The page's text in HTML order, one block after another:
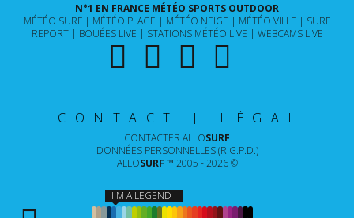
N°1 EN FRANCE MÉTÉO SPORTS OUTDOOR
MÉTÉO SURF
MÉTÉO PLAGE MÉTÉO NEIGE MÉTÉO VILLE
SURF
REPORT
BOUÉES LIVE STATIONS MÉTÉO LIVE WEBCAMS LIVE
CONTACT | LÉGAL
CONTACTER ALLOSURF
DONNÉES PERSONNELLES (R.G.P.D.)
ALLOSURF ™ 2005 - 2026 ©
I'M A LEGEND !